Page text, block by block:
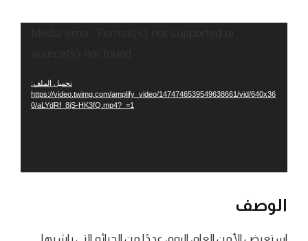
تحميل الملف:
https://video.twimg.com/amplify_video/1474746539549638661/vid/640x36
0/aLYdRf_8jS-HK3fQ.mp4?_=1
الوصف
استعرض الأمن العام، اليوم، عددًا من الجرائم التي باشرها